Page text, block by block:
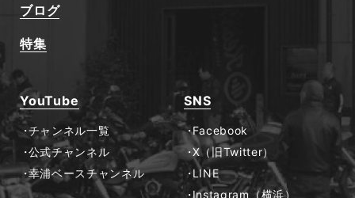
ブログ
特集
YouTube
チャンネル一覧
公式チャンネル
幸浦ベースチャンネル
SNS
Facebook
X（旧Twitter）
LINE
Instagram（横浜）